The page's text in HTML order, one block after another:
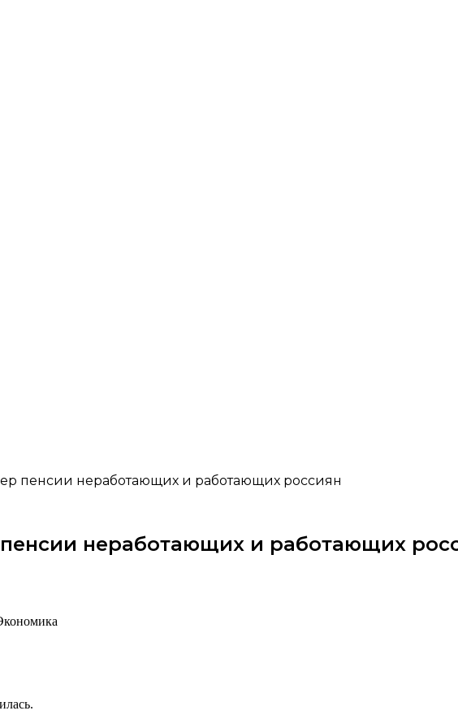
пенсии неработающих и работающих россиян
неработающих и работающих